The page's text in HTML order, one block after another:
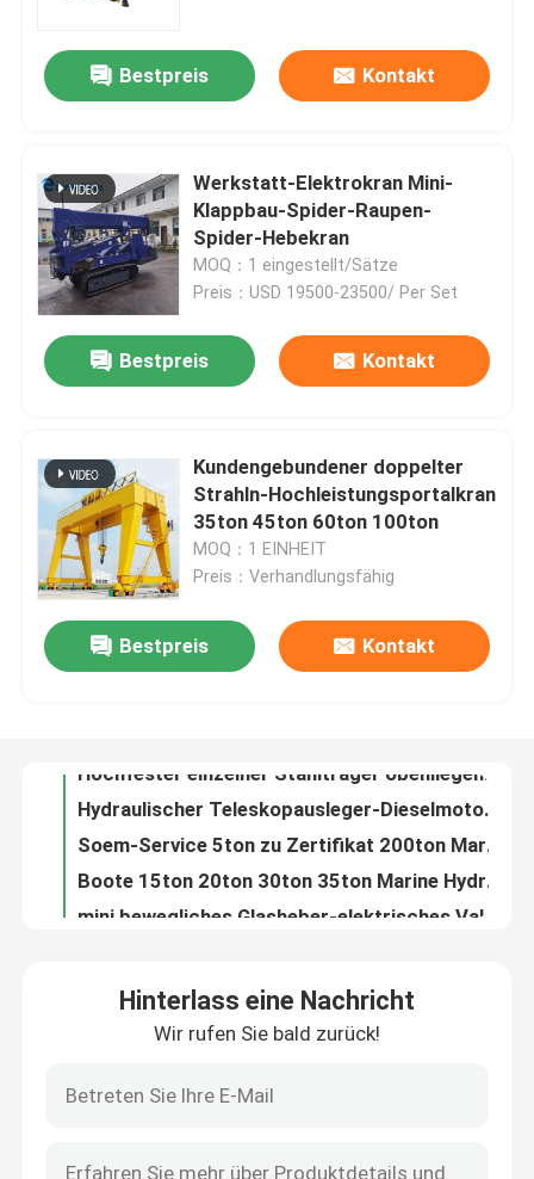
Haus
Produkte
Über uns
Qualitätskontrolle
Aufzugkranmaschine
Obenliegender Crane Machine
Spinnenraupenkran
Bestpreis Kontakt
Werkstatt-Elektrokran Mini-
Klappbau-Spider-Raupen-
Spider-Hebekran
MOQ：1 eingestellt/Sätze
Preis：USD 19500-23500/ Per Set
Bestpreis Kontakt
Kundengebundener doppelter
Strahln-Hochleistungsportalkran
35ton 45ton 60ton 100ton
MOQ：1 EINHEIT
Preis：Verhandlungsfähig
Bestpreis Kontakt
Hochfester einzelner Stahlträger obenliegender Crane Customized Speed
Hinterlass eine Nachricht
Wir rufen Sie bald zurück!